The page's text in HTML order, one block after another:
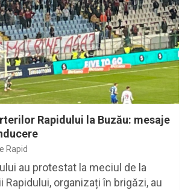
Rapidului la Buzău: mesaje
Rapid
au protestat la meciul de la
Rapidului, organizați în brigăzi, au